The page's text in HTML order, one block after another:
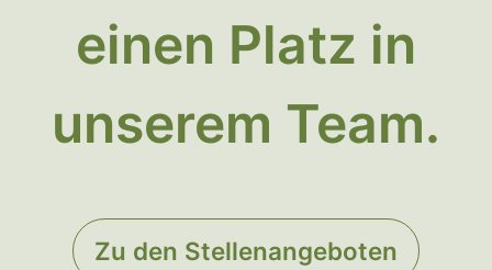
einen Platz in
unserem Team.
Zu den Stellenangeboten